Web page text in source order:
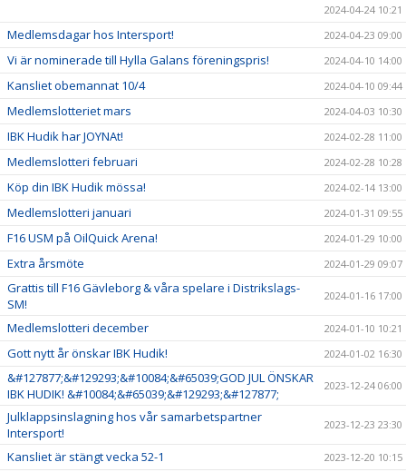
2024-04-24 10:21
Medlemsdagar hos Intersport! 2024-04-23 09:00
Vi är nominerade till Hylla Galans föreningspris! 2024-04-10 14:00
Kansliet obemannat 10/4 2024-04-10 09:44
Medlemslotteriet mars 2024-04-03 10:30
IBK Hudik har JOYNAt! 2024-02-28 11:00
Medlemslotteri februari 2024-02-28 10:28
Köp din IBK Hudik mössa! 2024-02-14 13:00
Medlemslotteri januari 2024-01-31 09:55
F16 USM på OilQuick Arena! 2024-01-29 10:00
Extra årsmöte 2024-01-29 09:07
Grattis till F16 Gävleborg & våra spelare i Distrikslags-
SM!
2024-01-16 17:00
Medlemslotteri december 2024-01-10 10:21
Gott nytt år önskar IBK Hudik! 2024-01-02 16:30
&#127877;&#129293;&#10084;&#65039;GOD JUL ÖNSKAR
IBK HUDIK! &#10084;&#65039;&#129293;&#127877;
2023-12-24 06:00
Julklappsinslagning hos vår samarbetspartner
Intersport!
2023-12-23 23:30
Kansliet är stängt vecka 52-1 2023-12-20 10:15